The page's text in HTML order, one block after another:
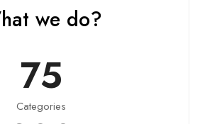
we do?
75
Categories